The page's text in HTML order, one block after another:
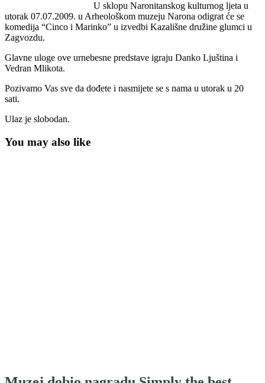
U sklopu Naronitanskog kulturnog ljeta u
utorak 07.07.2009. u Arheološkom muzeju Narona odigrat će se
komedija “Cinco i Marinko” u izvedbi Kazališne družine glumci u
Zagvozdu.
Glavne uloge ove urnebesne predstave igraju Danko Ljuština i
Vedran Mlikota.
Pozivamo Vas sve da dođete i nasmijete se s nama u utorak u 20
sati.
Ulaz je slobodan.
You may also like